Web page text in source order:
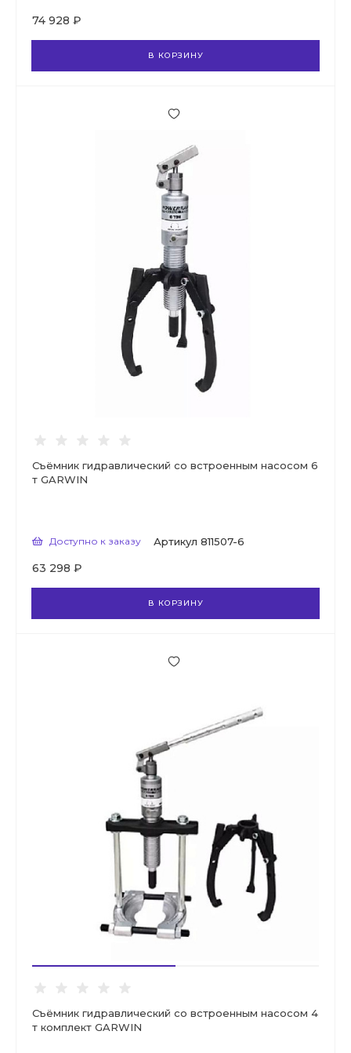
74 928 ₽
В КОРЗИНУ
Съёмник гидравлический со встроенным насосом 6
т GARWIN
Доступно к заказу Артикул 811507-6
63 298 ₽
В КОРЗИНУ
Съёмник гидравлический со встроенным насосом 4
т комплект GARWIN